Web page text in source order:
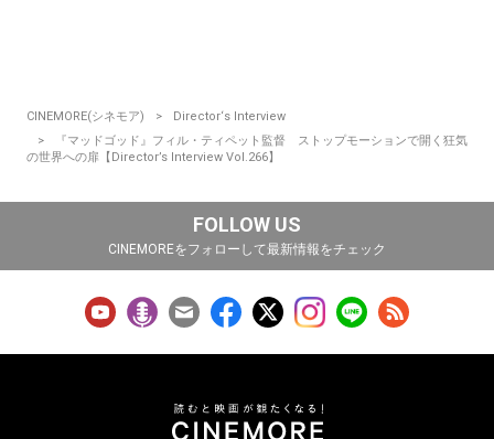
CINEMORE(シネモア)
Director‘s Interview
『マッドゴッド』フィル・ティペット監督 ストップモーションで開く狂気
の世界への扉【Director’s Interview Vol.266】
FOLLOW US
CINEMOREをフォローして最新情報をチェック